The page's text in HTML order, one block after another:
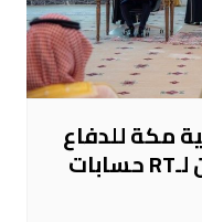
مكة للدفاع
المشترك؟.. خبراء يفسرون لـRT حسابات